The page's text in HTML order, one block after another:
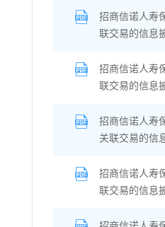
招商信诺人寿
联交易的信息
招商信诺人寿
联交易的信息
招商信诺人寿
关联交易的信
招商信诺人寿
联交易的信息